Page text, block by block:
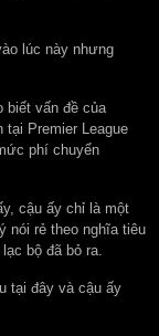
lúc này nhưng
biết vấn đề của
Premier League
phí chuyển
cậu ấy chỉ là một
nói rẻ theo nghĩa tiêu
bộ đã bỏ ra.
tại đây và cậu ấy